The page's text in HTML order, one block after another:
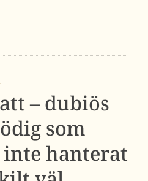
– dubiös
som
hanterat